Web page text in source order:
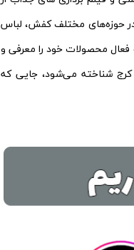
در حوزه‌های مختلف کفش، لباس
محصولات خود را معرفی و
شناخته می‌شود، جایی که